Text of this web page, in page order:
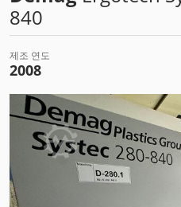
840
제조 연도
2008